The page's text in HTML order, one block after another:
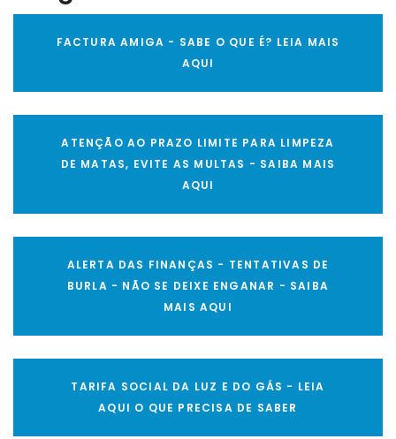
FACTURA AMIGA - SABE O QUE É? LEIA MAIS
AQUI
ATENÇÃO AO PRAZO LIMITE PARA LIMPEZA
DE MATAS, EVITE AS MULTAS - SAIBA MAIS
AQUI
ALERTA DAS FINANÇAS - TENTATIVAS DE
BURLA - NÃO SE DEIXE ENGANAR - SAIBA
MAIS AQUI
TARIFA SOCIAL DA LUZ E DO GÁS - LEIA
AQUI O QUE PRECISA DE SABER